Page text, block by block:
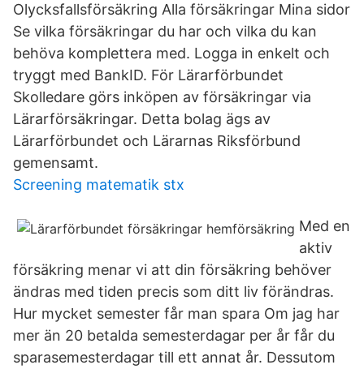
Olycksfallsförsäkring Alla försäkringar Mina sidor
Se vilka försäkringar du har och vilka du kan
behöva komplettera med. Logga in enkelt och
tryggt med BankID. För Lärarförbundet
Skolledare görs inköpen av försäkringar via
Lärarförsäkringar. Detta bolag ägs av
Lärarförbundet och Lärarnas Riksförbund
gemensamt.
Screening matematik stx
Med en
aktiv
försäkring menar vi att din försäkring behöver
ändras med tiden precis som ditt liv förändras.
Hur mycket semester får man spara Om jag har
mer än 20 betalda semesterdagar per år får du
sparasemesterdagar till ett annat år. Dessutom